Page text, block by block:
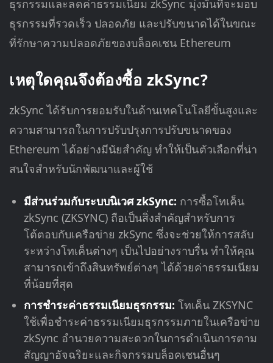
ธุรกรรมและลดค่าธรรมเนียม zkSync มุ่งมั่นที่จะมอบ
ธุรกรรมที่รวดเร็ว ปลอดภัย และปรับขนาดได้ในขณะ
ที่รักษาความปลอดภัยของบล็อคเชน Ethereum
เหตุใดคุณจึงต้องซื้อ zkSync?
zkSync ได้รับการยอมรับในด้านเทคโนโลยีขั้นสูงและ
ความสามารถในการปรับปรุงการปรับขนาดของ
Ethereum ได้อย่างมีนัยสำคัญ ทำให้เป็นตัวเลือกที่น่า
สนใจสำหรับนักพัฒนาและผู้ใช้
มีส่วนร่วมกับระบบนิเวศ zkSync: การซื้อโทเค็น
zkSync (ZKSYNC) ถือเป็นสิ่งสำคัญสำหรับการ
โต้ตอบกับเครือข่าย zkSync ซึ่งจะช่วยให้การสลับ
ระหว่างโทเค็นต่างๆ เป็นไปอย่างราบรื่น ทำให้คุณ
สามารถเข้าถึงสินทรัพย์ต่างๆ ได้ด้วยค่าธรรมเนียม
ที่น้อยที่สุด
การชำระค่าธรรมเนียมธุรกรรม: โทเค็น ZKSYNC
ใช้เพื่อชำระค่าธรรมเนียมธุรกรรมภายในเครือข่าย
zkSync อำนวยความสะดวกในการดำเนินการตาม
สัญญาอัจฉริยะและกิจกรรมบล็อคเชนอื่นๆ